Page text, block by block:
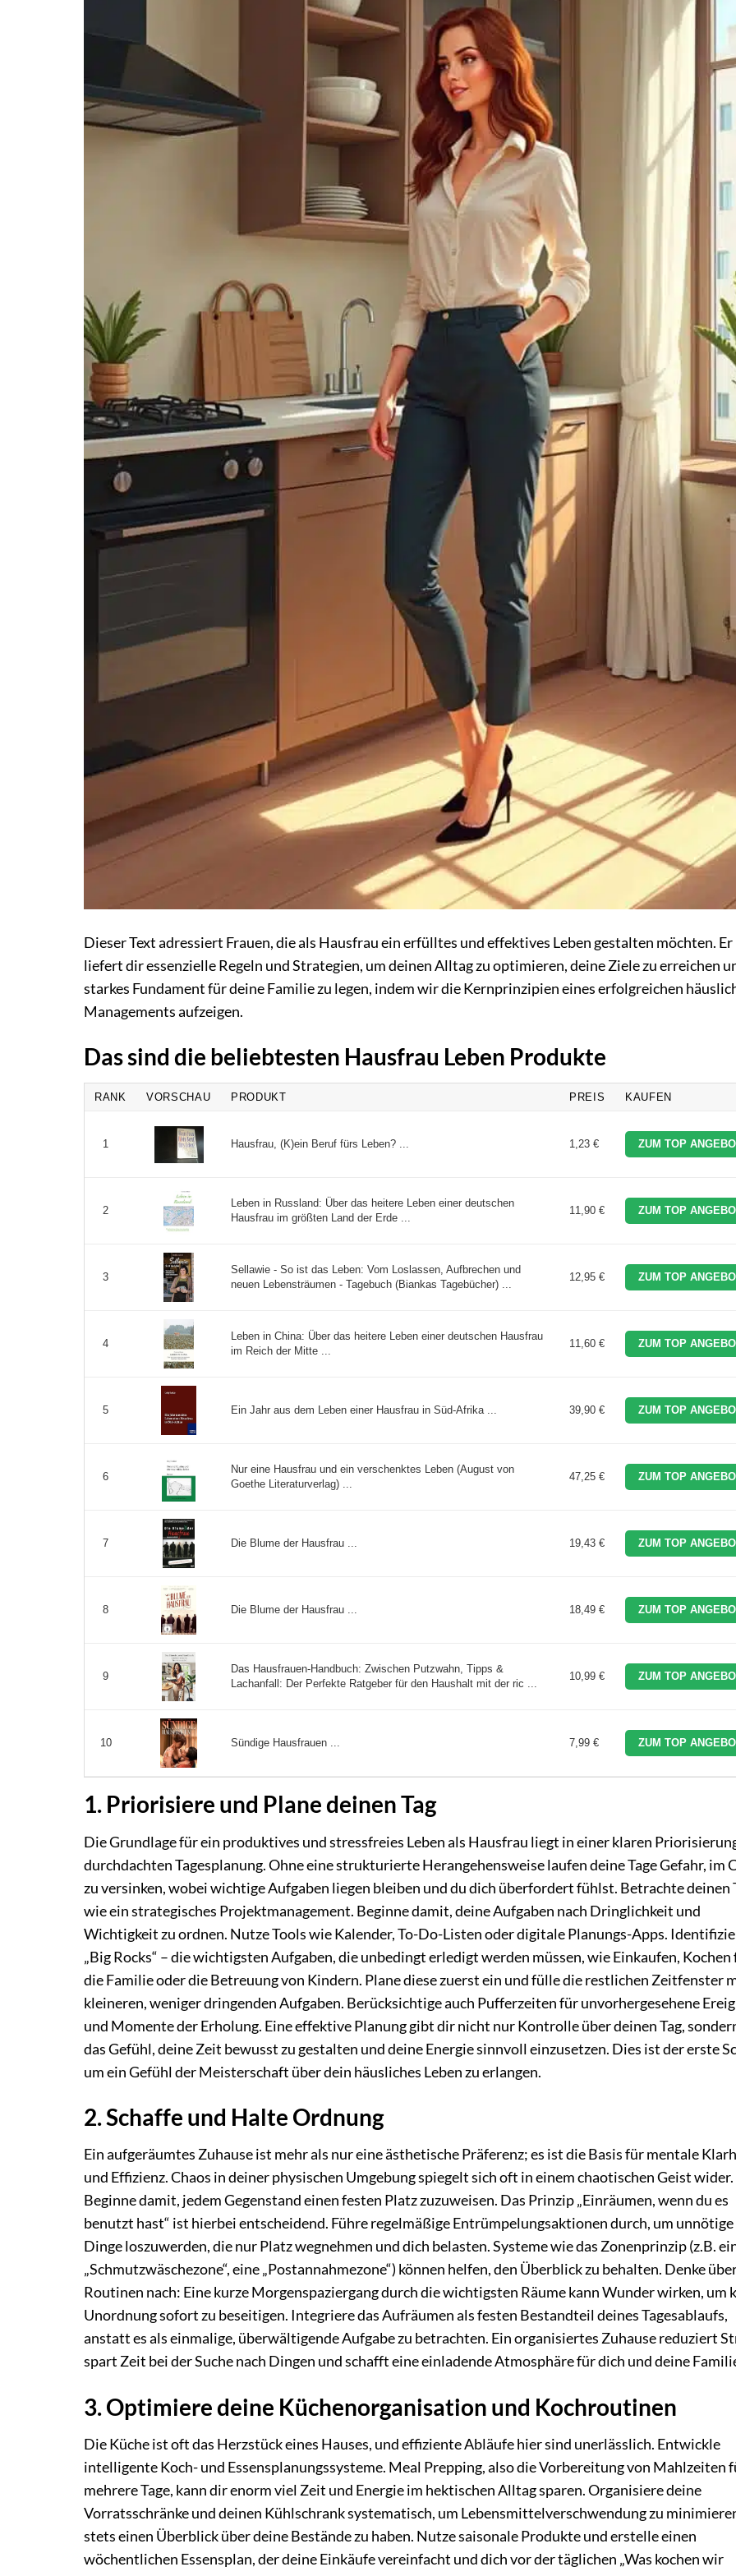
Dieser Text adressiert Frauen, die als Hausfrau ein erfülltes und effektives Leben gestalten möchten. Er
liefert dir essenzielle Regeln und Strategien, um deinen Alltag zu optimieren, deine Ziele zu erreichen
starkes Fundament für deine Familie zu legen, indem wir die Kernprinzipien eines erfolgreichen
Managements aufzeigen.
Das sind die beliebtesten Hausfrau Leben Produkte
RANK VORSCHAU PRODUKT PREIS KAUFEN
1 Hausfrau, (K)ein Beruf fürs Leben? ... 1,23 € ZUM TOP
2
Leben in Russland: Über das heitere Leben einer deutschen
Hausfrau im größten Land der Erde ...
11,90 € ZUM TOP
3
Sellawie - So ist das Leben: Vom Loslassen, Aufbrechen und
neuen Lebensträumen - Tagebuch (Biankas Tagebücher) ...
12,95 € ZUM TOP
4
Leben in China: Über das heitere Leben einer deutschen Hausfrau
im Reich der Mitte ...
11,60 € ZUM TOP
5 Ein Jahr aus dem Leben einer Hausfrau in Süd-Afrika ... 39,90 € ZUM TOP
6
Nur eine Hausfrau und ein verschenktes Leben (August von
Goethe Literaturverlag) ...
47,25 € ZUM TOP
7 Die Blume der Hausfrau ... 19,43 € ZUM TOP
8 Die Blume der Hausfrau ... 18,49 € ZUM TOP
9
Das Hausfrauen-Handbuch: Zwischen Putzwahn, Tipps &
Lachanfall: Der Perfekte Ratgeber für den Haushalt mit der ric ...
10,99 € ZUM TOP
10 Sündige Hausfrauen ... 7,99 € ZUM TOP
1. Priorisiere und Plane deinen Tag
Die Grundlage für ein produktives und stressfreies Leben als Hausfrau liegt in einer klaren
durchdachten Tagesplanung. Ohne eine strukturierte Herangehensweise laufen deine Tage Gefahr, im
zu versinken, wobei wichtige Aufgaben liegen bleiben und du dich überfordert fühlst. Betrachte deinen
wie ein strategisches Projektmanagement. Beginne damit, deine Aufgaben nach Dringlichkeit und
Wichtigkeit zu ordnen. Nutze Tools wie Kalender, To-Do-Listen oder digitale Planungs-Apps.
„Big Rocks“ – die wichtigsten Aufgaben, die unbedingt erledigt werden müssen, wie Einkaufen, Kochen
die Familie oder die Betreuung von Kindern. Plane diese zuerst ein und fülle die restlichen Zeitfenster
kleineren, weniger dringenden Aufgaben. Berücksichtige auch Pufferzeiten für unvorhergesehene
und Momente der Erholung. Eine effektive Planung gibt dir nicht nur Kontrolle über deinen Tag,
das Gefühl, deine Zeit bewusst zu gestalten und deine Energie sinnvoll einzusetzen. Dies ist der erste
um ein Gefühl der Meisterschaft über dein häusliches Leben zu erlangen.
2. Schaffe und Halte Ordnung
Ein aufgeräumtes Zuhause ist mehr als nur eine ästhetische Präferenz; es ist die Basis für mentale
und Effizienz. Chaos in deiner physischen Umgebung spiegelt sich oft in einem chaotischen Geist wider.
Beginne damit, jedem Gegenstand einen festen Platz zuzuweisen. Das Prinzip „Einräumen, wenn du es
benutzt hast“ ist hierbei entscheidend. Führe regelmäßige Entrümpelungsaktionen durch, um unnötige
Dinge loszuwerden, die nur Platz wegnehmen und dich belasten. Systeme wie das Zonenprinzip (z.B.
„Schmutzwäschezone“, eine „Postannahmezone“) können helfen, den Überblick zu behalten. Denke
Routinen nach: Eine kurze Morgenspaziergang durch die wichtigsten Räume kann Wunder wirken, um
Unordnung sofort zu beseitigen. Integriere das Aufräumen als festen Bestandteil deines Tagesablaufs,
anstatt es als einmalige, überwältigende Aufgabe zu betrachten. Ein organisiertes Zuhause reduziert
spart Zeit bei der Suche nach Dingen und schafft eine einladende Atmosphäre für dich und deine
3. Optimiere deine Küchenorganisation und Kochroutinen
Die Küche ist oft das Herzstück eines Hauses, und effiziente Abläufe hier sind unerlässlich. Entwickle
intelligente Koch- und Essensplanungssysteme. Meal Prepping, also die Vorbereitung von Mahlzeiten
mehrere Tage, kann dir enorm viel Zeit und Energie im hektischen Alltag sparen. Organisiere deine
Vorratsschränke und deinen Kühlschrank systematisch, um Lebensmittelverschwendung zu
stets einen Überblick über deine Bestände zu haben. Nutze saisonale Produkte und erstelle einen
wöchentlichen Essensplan, der deine Einkäufe vereinfacht und dich vor der täglichen „Was kochen wir